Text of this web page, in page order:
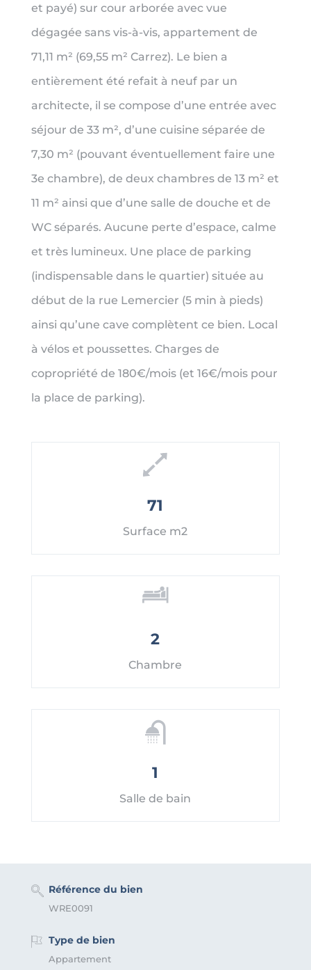
et payé) sur cour arborée avec vue
dégagée sans vis-à-vis, appartement de
71,11 m² (69,55 m² Carrez). Le bien a
entièrement été refait à neuf par un
architecte, il se compose d’une entrée avec
séjour de 33 m², d’une cuisine séparée de
7,30 m² (pouvant éventuellement faire une
3e chambre), de deux chambres de 13 m² et
11 m² ainsi que d’une salle de douche et de
WC séparés. Aucune perte d’espace, calme
et très lumineux. Une place de parking
(indispensable dans le quartier) située au
début de la rue Lemercier (5 min à pieds)
ainsi qu’une cave complètent ce bien. Local
à vélos et poussettes. Charges de
copropriété de 180€/mois (et 16€/mois pour
la place de parking).
71
Surface m2
2
Chambre
1
Salle de bain
Référence du bien
WRE0091
Type de bien
Appartement